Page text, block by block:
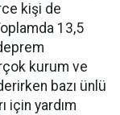
kişi de
13,5
kurum ve
bazı ünlü
için yardım